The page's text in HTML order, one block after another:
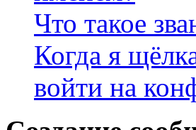
Что такое
Когда я
войти на